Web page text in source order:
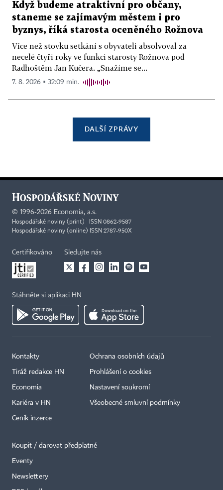
Když budeme atraktivní pro občany,
staneme se zajímavým městem i pro
byznys, říká starosta oceněného Rožnova
Více než stovku setkání s obyvateli absolvoval za
necelé čtyři roky ve funkci starosty Rožnova pod
Radhoštěm Jan Kučera. „Snažíme se...
7. 8. 2026 ▪ 32:09 min.
DALŠÍ ZPRÁVY
© 1996-2026 Economia, a.s.
Hospodářské noviny (print) ISSN 0862-9587
Hospodářské noviny (online) ISSN 2787-950X
Certifikováno Sledujte nás
Stáhněte si aplikaci HN
Kontakty
Tiráž redakce HN
Economia
Kariéra v HN
Ceník inzerce
Ochrana osobních údajů
Prohlášení o cookies
Nastavení soukromí
Všeobecné smluvní podmínky
Koupit / darovat předplatné
Eventy
Newslettery